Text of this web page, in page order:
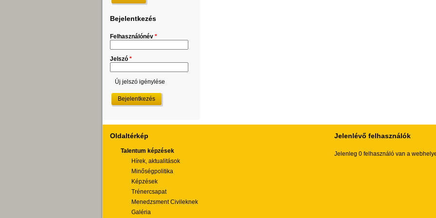
Bejelentkezés
Felhasználónév *
Jelszó *
Új jelszó igénylése
Oldaltérkép
Talentum képzések
Hírek, aktualitások
Minőségpolitika
Képzések
Trénercsapat
Menedzsment Civileknek
Galéria
Jelenlévő felhasználók
Jelenleg 0 felhasználó van a